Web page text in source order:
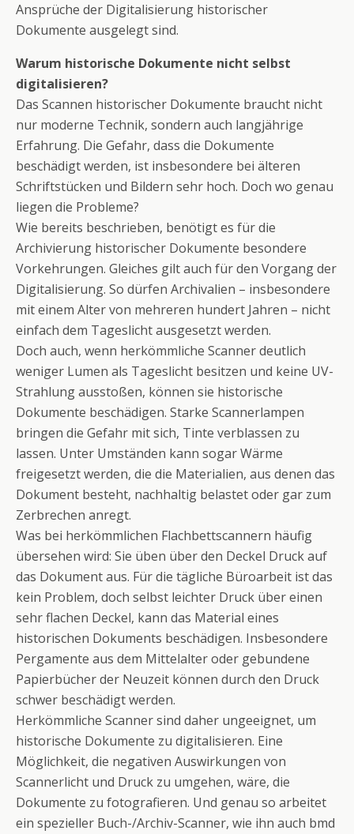
Ansprüche der Digitalisierung historischer
Dokumente ausgelegt sind.
Warum historische Dokumente nicht selbst
digitalisieren?
Das Scannen historischer Dokumente braucht nicht
nur moderne Technik, sondern auch langjährige
Erfahrung. Die Gefahr, dass die Dokumente
beschädigt werden, ist insbesondere bei älteren
Schriftstücken und Bildern sehr hoch. Doch wo genau
liegen die Probleme?
Wie bereits beschrieben, benötigt es für die
Archivierung historischer Dokumente besondere
Vorkehrungen. Gleiches gilt auch für den Vorgang der
Digitalisierung. So dürfen Archivalien – insbesondere
mit einem Alter von mehreren hundert Jahren – nicht
einfach dem Tageslicht ausgesetzt werden.
Doch auch, wenn herkömmliche Scanner deutlich
weniger Lumen als Tageslicht besitzen und keine UV-
Strahlung ausstoßen, können sie historische
Dokumente beschädigen. Starke Scannerlampen
bringen die Gefahr mit sich, Tinte verblassen zu
lassen. Unter Umständen kann sogar Wärme
freigesetzt werden, die die Materialien, aus denen das
Dokument besteht, nachhaltig belastet oder gar zum
Zerbrechen anregt.
Was bei herkömmlichen Flachbettscannern häufig
übersehen wird: Sie üben über den Deckel Druck auf
das Dokument aus. Für die tägliche Büroarbeit ist das
kein Problem, doch selbst leichter Druck über einen
sehr flachen Deckel, kann das Material eines
historischen Dokuments beschädigen. Insbesondere
Pergamente aus dem Mittelalter oder gebundene
Papierbücher der Neuzeit können durch den Druck
schwer beschädigt werden.
Herkömmliche Scanner sind daher ungeeignet, um
historische Dokumente zu digitalisieren. Eine
Möglichkeit, die negativen Auswirkungen von
Scannerlicht und Druck zu umgehen, wäre, die
Dokumente zu fotografieren. Und genau so arbeitet
ein spezieller Buch-/Archiv-Scanner, wie ihn auch bmd